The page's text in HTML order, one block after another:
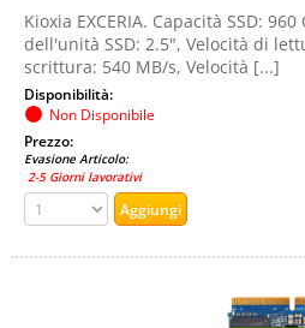
Kioxia EXCERIA. Capacità SSD:
dell'unità SSD: 2.5", Velocità di
scrittura: 540 MB/s, Velocità [...]
Disponibilità:
Non Disponibile
Prezzo:
Evasione Articolo:
2-5 Giorni lavorativi